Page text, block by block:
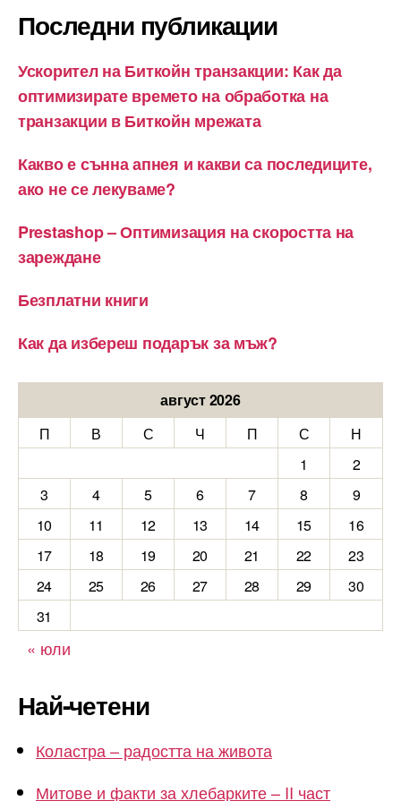
Последни публикации
Ускорител на Биткойн транзакции: Как да
оптимизирате времето на обработка на
транзакции в Биткойн мрежата
Какво е сънна апнея и какви са последиците,
ако не се лекуваме?
Prestashop – Оптимизация на скоростта на
зареждане
Безплатни книги
Как да избереш подарък за мъж?
август 2026
П
В С Ч П С
Н
1
2
3
4 5 6 7 8
9
10
11 12 13 14 15
16
17
18 19 20 21 22
23
24
25 26 27 28 29
30
31
« юли
Най-четени
Коластра – радостта на живота
Митове и факти за хлебарките – II част